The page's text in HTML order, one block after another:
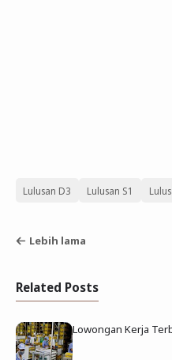
Lulusan D3 Lulusan S1
Lebih lama
Related Posts
Lowongan Kerja